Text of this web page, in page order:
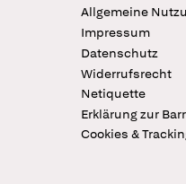
Allgemeine
Impressum
Datenschutz
Widerrufsrecht
Netiquette
Erklärung zur
Cookies &